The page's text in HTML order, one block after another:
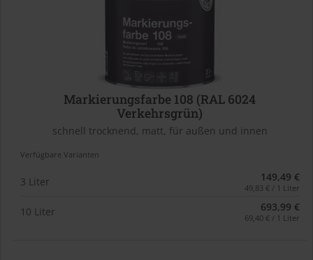
Markierungsfarbe 108 (RAL 6024
Verkehrsgrün)
schnell trocknend, matt, für außen und innen
Verfügbare Varianten
3 Liter 149,49 €
49,83 € / 1 Liter
10 Liter 693,99 €
69,40 € / 1 Liter